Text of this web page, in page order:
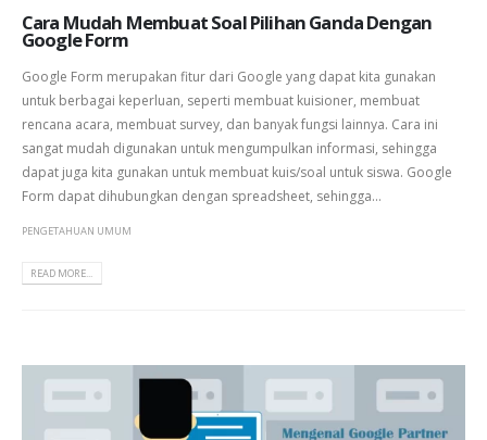
Cara Mudah Membuat Soal Pilihan Ganda Dengan
Google Form
Google Form merupakan fitur dari Google yang dapat kita gunakan
untuk berbagai keperluan, seperti membuat kuisioner, membuat
rencana acara, membuat survey, dan banyak fungsi lainnya. Cara ini
sangat mudah digunakan untuk mengumpulkan informasi, sehingga
dapat juga kita gunakan untuk membuat kuis/soal untuk siswa. Google
Form dapat dihubungkan dengan spreadsheet, sehingga...
PENGETAHUAN UMUM
READ MORE...